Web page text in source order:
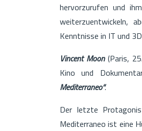
hervorzurufen und
weiterzuentwickeln,
Kenntnisse in IT und
Vincent Moon(Paris,
Kino und
Mediterraneo“.
Der letzte
Mediterraneo ist eine